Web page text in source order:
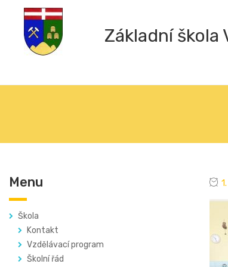
Základní škola
Menu
Škola
Kontakt
Vzdělávací program
Školní řád